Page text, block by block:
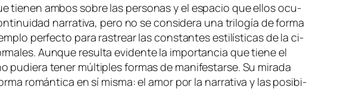
tie­nen am­bos so­bre las per­so­nas y el es­pa­cio que ellos ocu­
na­rra­ti­va, pe­ro no se con­si­de­ra una tri­lo­gía de for­ma
per­fec­to pa­ra ras­trear las cons­tan­tes es­ti­lís­ti­cas de la ci­
Aunque re­sul­ta evi­den­te la im­por­tan­cia que tie­ne el
pu­die­ra te­ner múl­ti­ples for­mas de ma­ni­fes­tar­se. Su mi­ra­da
ro­mán­ti­ca en sí mis­ma: el amor por la na­rra­ti­va y las po­si­bi­